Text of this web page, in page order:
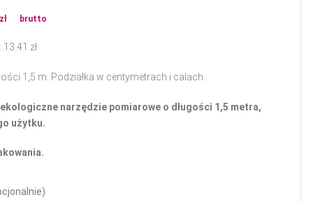
zł brutto
13.41 zł.
1,5 m. Podziałka w centymetrach i calach.
narzędzie pomiarowe o długości 1,5 metra,
użytku.